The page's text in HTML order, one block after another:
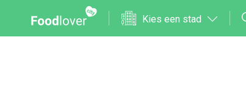
Kies een stad